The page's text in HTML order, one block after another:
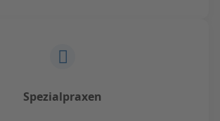
Spezialpraxen